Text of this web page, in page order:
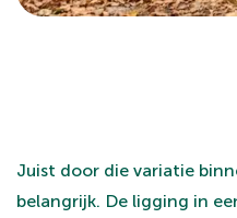
Juist door die variatie
belangrijk. De ligging in